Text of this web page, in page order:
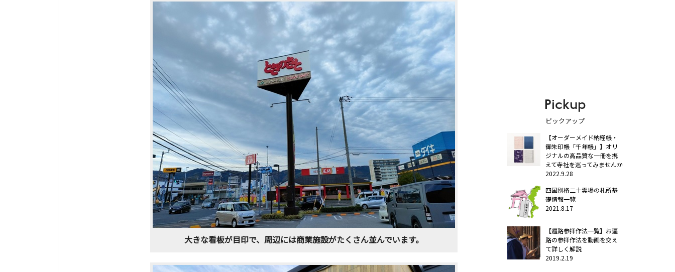
大きな看板が目印で、周辺には商業施設がたくさん並んでいます。
Pickup
ピックアップ
【オーダーメイド納経帳・
御朱印帳「千年帳」】オリ
ジナルの高品質な一冊を携
えて寺社を巡ってみませんか
2022.9.28
四国別格二十霊場の札所基
礎情報一覧
2021.8.17
【遍路参拝作法一覧】お遍
路の参拝作法を動画を交え
て詳しく解説
2019.2.19